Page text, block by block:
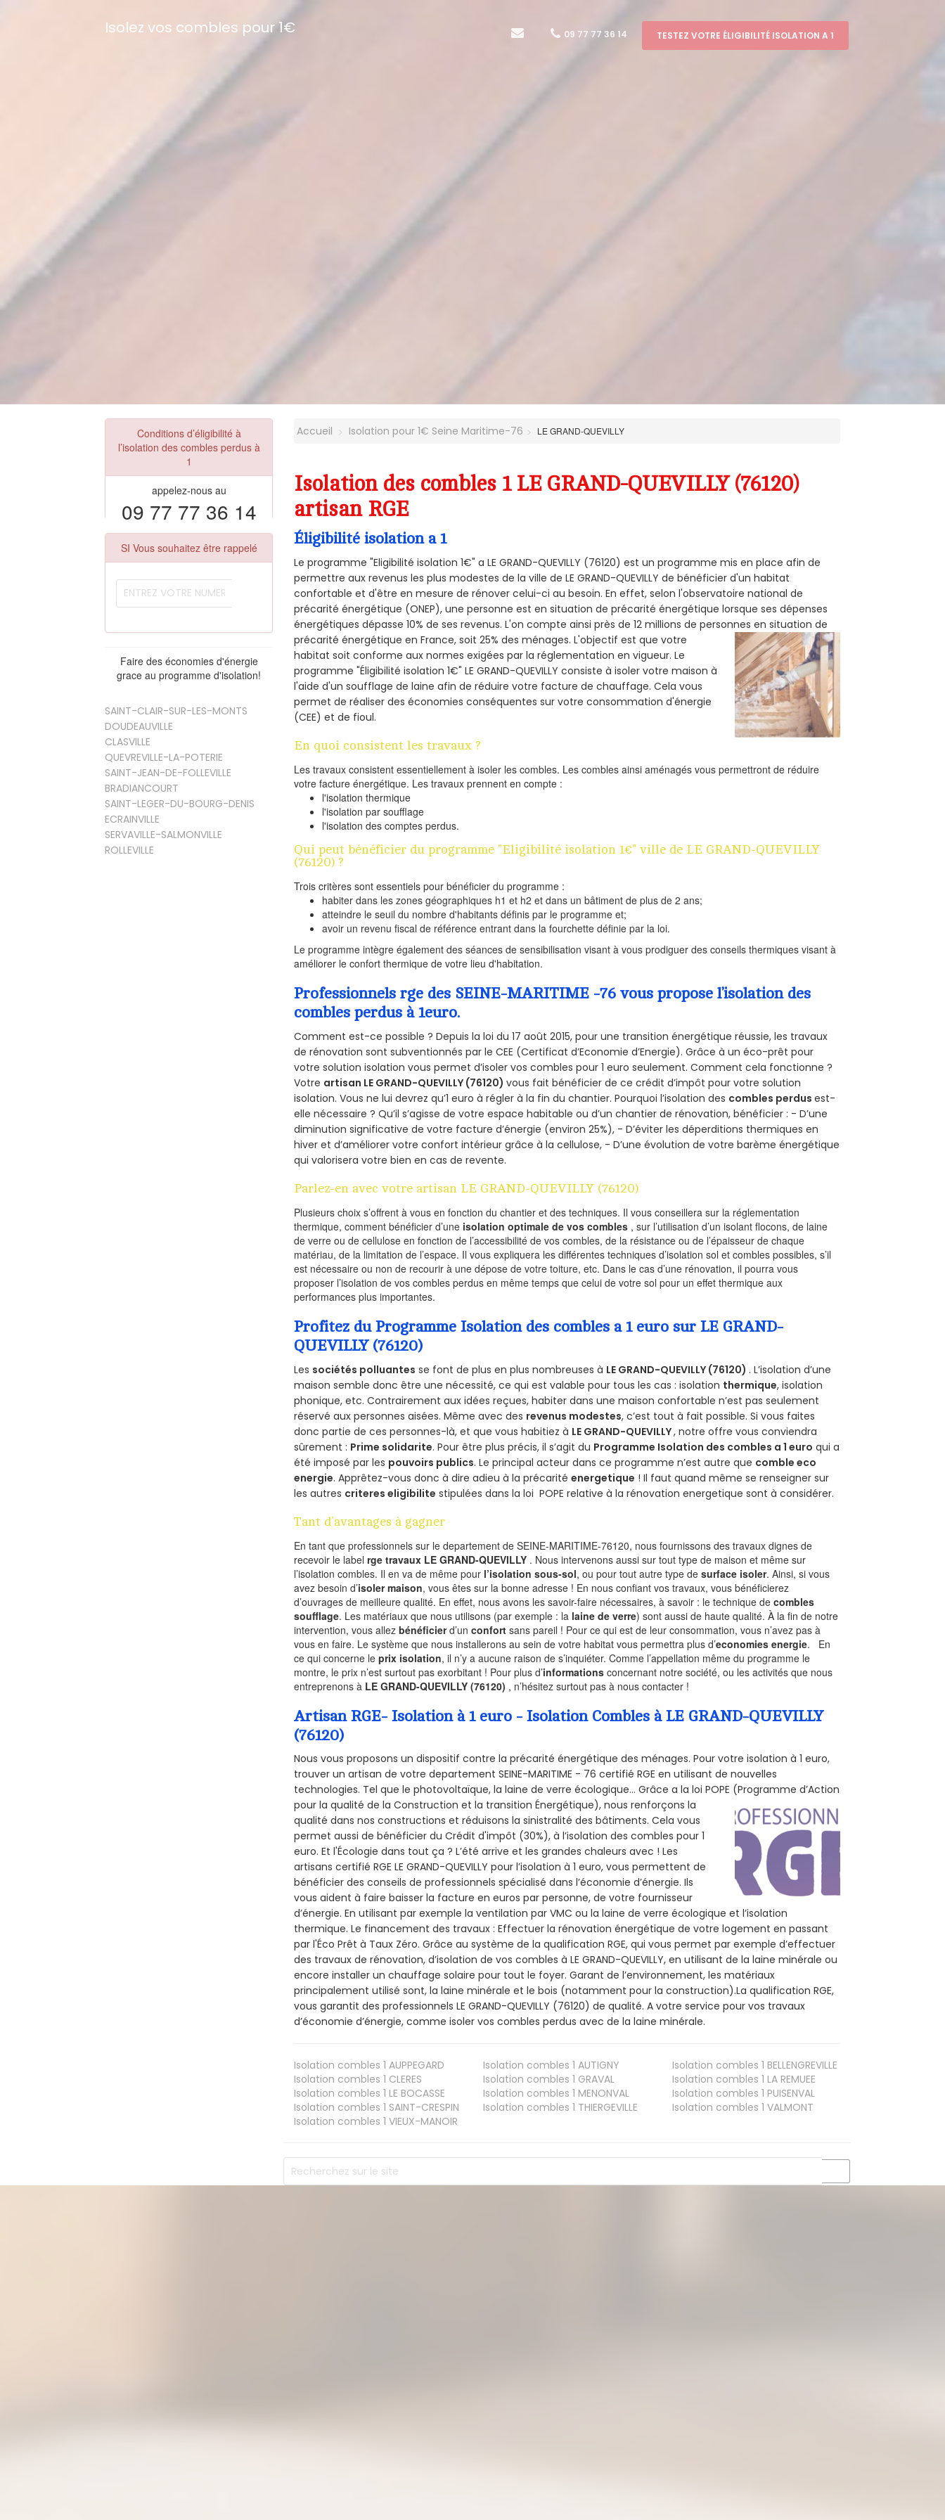
Isolez vos combles pour 1€ 09 77 77 36 14 TESTEZ VOTRE ÉLIGIBILITÉ ISOLATION A 1
Conditions d’éligibilité à
l’isolation des combles perdus à
1
appelez-nous au
09 77 77 36 14
SI Vous souhaitez être rappelé
Faire des économies d'énergie
grace au programme d'isolation!
SAINT-CLAIR-SUR-LES-MONTS
DOUDEAUVILLE
CLASVILLE
QUEVREVILLE-LA-POTERIE
SAINT-JEAN-DE-FOLLEVILLE
BRADIANCOURT
SAINT-LEGER-DU-BOURG-DENIS
ECRAINVILLE
SERVAVILLE-SALMONVILLE
ROLLEVILLE
Accueil Isolation pour 1€ Seine Maritime-76 LE GRAND-QUEVILLY
Isolation des combles 1 LE GRAND-QUEVILLY (76120)
artisan RGE
Éligibilité isolation a 1
Le programme "Eligibilité isolation 1€" a LE GRAND-QUEVILLY (76120) est un programme mis en place afin de
permettre aux revenus les plus modestes de la ville de LE GRAND-QUEVILLY de bénéficier d'un habitat
confortable et d'être en mesure de rénover celui-ci au besoin. En effet, selon l'observatoire national de
précarité énergétique (ONEP), une personne est en situation de précarité énergétique lorsque ses dépenses
énergétiques dépasse 10% de ses revenus. L'on compte ainsi près de 12 millions de personnes en situation de
précarité énergétique en France, soit 25% des ménages.L'objectif est que votre
habitat soit conforme aux normes exigées par la réglementation en vigueur. Le
programme "Éligibilité isolation 1€" LE GRAND-QUEVILLY consiste à isoler votre maison à
l'aide d'un soufflage de laine afin de réduire votre facture de chauffage. Cela vous
permet de réaliser des économies conséquentes sur votre consommation d'énergie
(CEE) et de fioul.
En quoi consistent les travaux ?
Les travaux consistent essentiellement à isoler les combles. Les combles ainsi aménagés vous permettront de réduire
votre facture énergétique. Les travaux prennent en compte :
l'isolation thermique
l'isolation par soufflage
l'isolation des comptes perdus.
Qui peut bénéficier du programme "Eligibilité isolation 1€" ville de LE GRAND-QUEVILLY
(76120) ?
Trois critères sont essentiels pour bénéficier du programme :
habiter dans les zones géographiques h1 et h2 et dans un bâtiment de plus de 2 ans;
atteindre le seuil du nombre d'habitants définis par le programme et;
avoir un revenu fiscal de référence entrant dans la fourchette définie par la loi.
Le programme intègre également des séances de sensibilisation visant à vous prodiguer des conseils thermiques visant à
améliorer le confort thermique de votre lieu d'habitation.
Professionnels rge des SEINE-MARITIME -76 vous propose l’isolation des
combles perdus à 1euro.
Comment est-ce possible ? Depuis la loi du 17 août 2015, pour une transition énergétique réussie, les travaux
de rénovation sont subventionnés par le CEE (Certificat d’Economie d’Energie). Grâce à un éco-prêt pour
votre solution isolation vous permet d’isoler vos combles pour 1 euro seulement. Comment cela fonctionne ?
Votre artisan LE GRAND-QUEVILLY (76120)vous fait bénéficier de ce crédit d’impôt pour votre solution
isolation. Vous ne lui devrez qu’1 euro à régler à la fin du chantier. Pourquoi l’isolation des combles perdusest-
elle nécessaire ? Qu’il s’agisse de votre espace habitable ou d’un chantier de rénovation, bénéficier : - D’une
diminution significative de votre facture d’énergie (environ 25%), - D’éviter les déperditions thermiques en
hiver et d’améliorer votre confort intérieur grâce à la cellulose, - D’une évolution de votre barème énergétique
qui valorisera votre bien en cas de revente.
Parlez-en avec votre artisan LE GRAND-QUEVILLY (76120)
Plusieurs choix s’offrent à vous en fonction du chantier et des techniques. Il vous conseillera sur la réglementation
thermique, comment bénéficier d’une isolation optimale de vos combles , sur l’utilisation d’un isolant flocons, de laine
de verre ou de cellulose en fonction de l’accessibilité de vos combles, de la résistance ou de l’épaisseur de chaque
matériau, de la limitation de l’espace. Il vous expliquera les différentes techniques d’isolation sol et combles possibles, s’il
est nécessaire ou non de recourir à une dépose de votre toiture, etc. Dans le cas d’une rénovation, il pourra vous
proposer l’isolation de vos combles perdus en même temps que celui de votre sol pour un effet thermique aux
performances plus importantes.
Profitez du Programme Isolation des combles a 1 euro sur LE GRAND-
QUEVILLY (76120)
Les sociétés polluantes se font de plus en plus nombreuses à LE GRAND-QUEVILLY (76120) . L’isolation d’une
maison semble donc être une nécessité, ce qui est valable pour tous les cas : isolation thermique, isolation
phonique, etc. Contrairement aux idées reçues, habiter dans une maison confortable n’est pas seulement
réservé aux personnes aisées. Même avec des revenus modestes, c’est tout à fait possible. Si vous faites
donc partie de ces personnes-là, et que vous habitiez à LE GRAND-QUEVILLY, notre offre vous conviendra
sûrement : Prime solidarite. Pour être plus précis, il s’agit du Programme Isolation des combles a 1 euro qui a
été imposé par les pouvoirs publics. Le principal acteur dans ce programme n’est autre que comble eco
energie. Apprêtez-vous donc à dire adieu à la précaritéenergetique ! Il faut quand même se renseigner sur
les autres criteres eligibilite stipulées dans la loi POPE relative à la rénovation energetique sont à considérer.
Tant d’avantages à gagner
En tant que professionnels sur le departement de SEINE-MARITIME-76120, nous fournissons des travaux dignes de
recevoir le labelrge travaux LE GRAND-QUEVILLY . Nous intervenons aussi sur tout type de maison et même sur
l’isolation combles. Il en va de même pour l’isolation sous-sol, ou pour tout autre type desurface isoler. Ainsi, si vous
avez besoin d’isoler maison, vous êtes sur la bonne adresse ! En nous confiant vos travaux, vous bénéficierez
d’ouvrages de meilleure qualité. En effet, nous avons les savoir-faire nécessaires, à savoir : le technique decombles
soufflage. Les matériaux que nous utilisons (par exemple : la laine de verre) sont aussi de haute qualité. À la fin de notre
intervention, vous allezbénéficierd’unconfort sans pareil ! Pour ce qui est de leur consommation, vous n’avez pas à
vous en faire. Le système que nous installerons au sein de votre habitat vous permettra plus d’economies energie. En
ce qui concerne leprix isolation, il n’y a aucune raison de s’inquiéter. Comme l’appellation même du programme le
montre, le prix n’est surtout pas exorbitant ! Pour plus d’informations concernant notre société, ou les activités que nous
entreprenons à LE GRAND-QUEVILLY (76120) , n’hésitez surtout pas à nous contacter !
Artisan RGE- Isolation à 1 euro - Isolation Combles à LE GRAND-QUEVILLY
(76120)
Nous vous proposons un dispositif contre la précarité énergétique des ménages. Pour votre isolation à 1 euro,
trouver un artisan de votre departement SEINE-MARITIME - 76 certifié RGE en utilisant de nouvelles
technologies. Tel que le photovoltaïque, la laine de verre écologique... Grâce a la loi POPE (Programme d’Action
pour la qualité de la Construction et la transition Énergétique), nous renforçons la
qualité dans nos constructions et réduisons la sinistralité des bâtiments. Cela vous
permet aussi de bénéficier du Crédit d'impôt (30%), à l’isolation des combles pour 1
euro. Et l'Écologie dans tout ça ? L’été arrive et les grandes chaleurs avec ! Les
artisans certifié RGE LE GRAND-QUEVILLY pour l’isolation à 1 euro, vous permettent de
bénéficier des conseils de professionnels spécialisé dans l’économie d’énergie. Ils
vous aident à faire baisser la facture en euros par personne, de votre fournisseur
d’énergie. En utilisant par exemple la ventilation par VMC ou la laine de verre écologique et l’isolation
thermique. Le financement des travaux : Effectuer la rénovation énergétique de votre logement en passant
par l'Éco Prêt à Taux Zéro. Grâce au système de la qualification RGE, qui vous permet par exemple d’effectuer
des travaux de rénovation, d’isolation de vos combles à LE GRAND-QUEVILLY, en utilisant de la laine minérale ou
encore installer un chauffage solaire pour tout le foyer. Garant de l’environnement, les matériaux
principalement utilisé sont, la laine minérale et le bois (notamment pour la construction).La qualification RGE,
vous garantit des professionnels LE GRAND-QUEVILLY (76120) de qualité. A votre service pour vos travaux
d’économie d’énergie, comme isoler vos combles perdus avec de la laine minérale.
Isolation combles 1 AUPPEGARD Isolation combles 1 AUTIGNY Isolation combles 1 BELLENGREVILLE
Isolation combles 1 CLERES Isolation combles 1 GRAVAL Isolation combles 1 LA REMUEE
Isolation combles 1 LE BOCASSE Isolation combles 1 MENONVAL Isolation combles 1 PUISENVAL
Isolation combles 1 SAINT-CRESPIN Isolation combles 1 THIERGEVILLE Isolation combles 1 VALMONT
Isolation combles 1 VIEUX-MANOIR